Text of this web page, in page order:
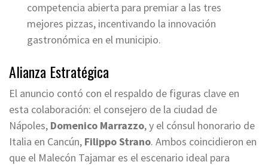
competencia abierta para premiar a las tres
mejores pizzas, incentivando la innovación
gastronómica en el municipio.
Alianza Estratégica
El anuncio contó con el respaldo de figuras clave en
esta colaboración: el consejero de la ciudad de
Nápoles, Domenico Marrazzo, y el cónsul honorario de
Italia en Cancún, Filippo Strano. Ambos coincidieron en
que el Malecón Tajamar es el escenario ideal para